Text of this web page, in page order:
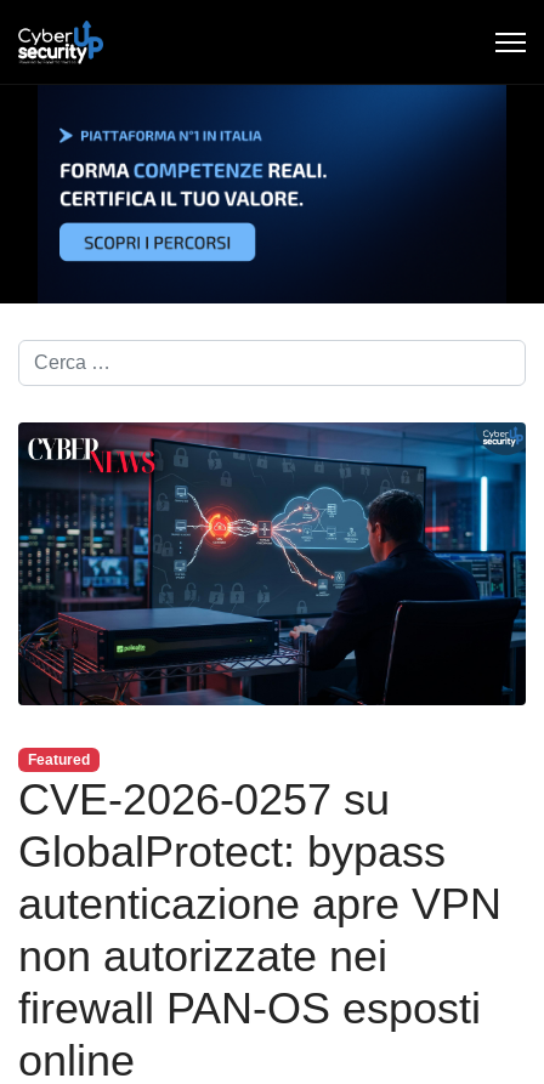
Cerca nel blog...
Featured
CVE-2026-0257 su
GlobalProtect: bypass
autenticazione apre VPN
non autorizzate nei
firewall PAN-OS esposti
online